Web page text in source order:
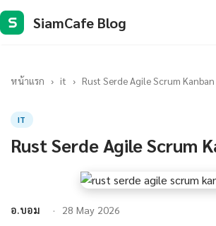
S SiamCafe Blog
หน้าแรก › it › Rust Serde Agile Scrum Kanban
IT
Rust Serde Agile Scrum
อ.บอม 28 May 2026